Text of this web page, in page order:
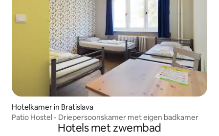
Hotelkamer in Bratislava
Patio Hostel - Driepersoonskamer met eigen badkamer
Hotels met zwembad